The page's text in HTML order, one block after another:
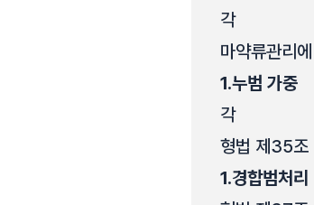
각
마약류관리
1.누범 가중
각
형법 제35조
1.경합범처리